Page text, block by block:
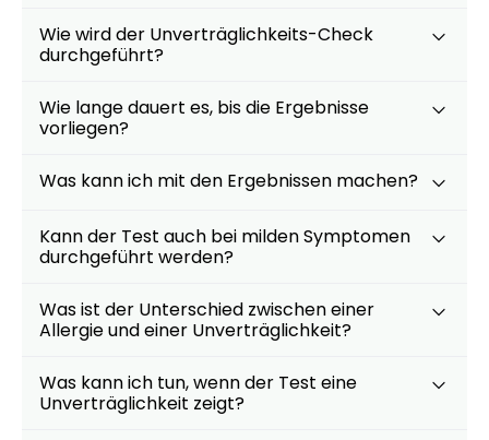
BEAUTY & PFLEGE
La Roche-Posay
Light AP+M
17,31 € 19,90 € -13%
BEAUTY & PFLEGE
Pflegecreme für
BEAUTY & PFLEGE
Linola Forte
juckende, trockene
oder zu
neigende Kopfhaut
12,28 € 16,37 € -25%
ARZNEIMITTEL & GESUNDHEIT
– Zäpfchen zur
pH-Wert-
12,89 € 17,47 €
Wie wird der Unverträglichkeits-Check
durchgeführt?
Wie lange dauert es, bis die Ergebnisse
vorliegen?
Was kann ich mit den Ergebnissen machen?
Kann der Test auch bei milden Symptomen
durchgeführt werden?
Was ist der Unterschied zwischen einer
Allergie und einer Unverträglichkeit?
Was kann ich tun, wenn der Test eine
Unverträglichkeit zeigt?